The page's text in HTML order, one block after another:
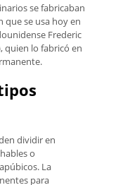
se fabricaban
que se usa hoy en
Frederic
quien lo fabricó en
dividir en
o
La
para